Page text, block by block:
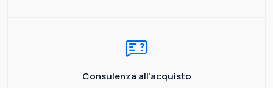
Consulenza all'acquisto